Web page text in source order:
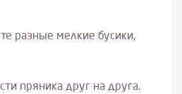
разные мелкие бусики,
пряника друг на друга.